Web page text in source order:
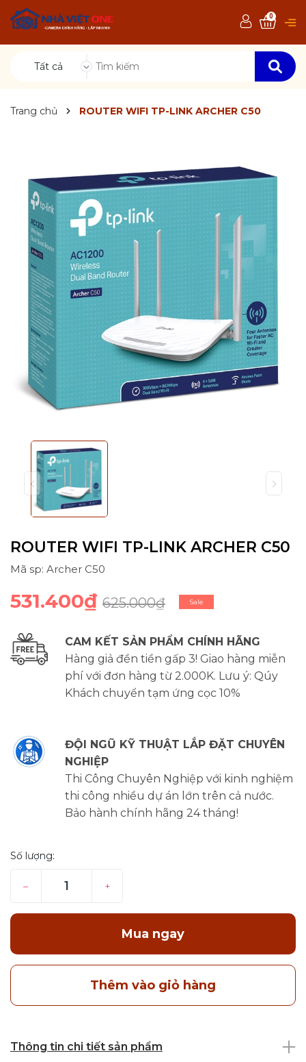
Tất cả
0
Trang chủ ROUTER WIFI TP-LINK ARCHER C50
ROUTER WIFI TP-LINK ARCHER C50
Mã sp: Archer C50
531.400₫ 625.000₫ Sale
CAM KẾT SẢN PHẨM CHÍNH HÃNG
Hàng giả đền tiền gấp 3! Giao hàng miễn
phí với đơn hàng từ 2.000K. Lưu ý: Qúy
Khách chuyển tạm ứng cọc 10%
ĐỘI NGŨ KỸ THUẬT LẮP ĐẶT CHUYÊN
NGHIỆP
Thi Công Chuyên Nghiệp với kinh nghiệm
thi công nhiều dự án lớn trên cả nước.
Bảo hành chính hãng 24 tháng!
Số lượng:
– +
Mua ngay
Thêm vào giỏ hàng
Thông tin chi tiết sản phẩm